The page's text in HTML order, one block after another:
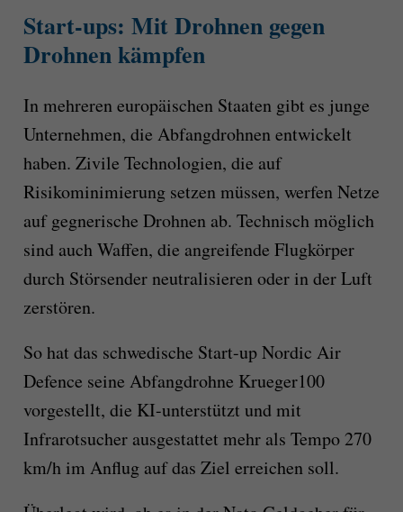
Start-ups: Mit Drohnen gegen
Drohnen kämpfen
In mehreren europäischen Staaten gibt es junge
Unternehmen, die Abfangdrohnen entwickelt
haben. Zivile Technologien, die auf
Risikominimierung setzen müssen, werfen Netze
auf gegnerische Drohnen ab. Technisch möglich
sind auch Waffen, die angreifende Flugkörper
durch Störsender neutralisieren oder in der Luft
zerstören.
So hat das schwedische Start-up Nordic Air
Defence seine Abfangdrohne Krueger100
vorgestellt, die KI-unterstützt und mit
Infrarotsucher ausgestattet mehr als Tempo 270
km/h im Anflug auf das Ziel erreichen soll.